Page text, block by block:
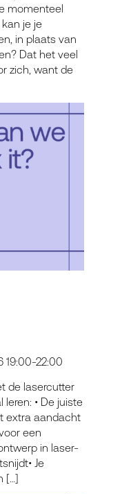
momenteel
je je
in plaats van
Dat het veel
zich, want de
19:00-22:00
de lasercutter
• De juiste
extra aandacht
een
in laser-
Je
[…]